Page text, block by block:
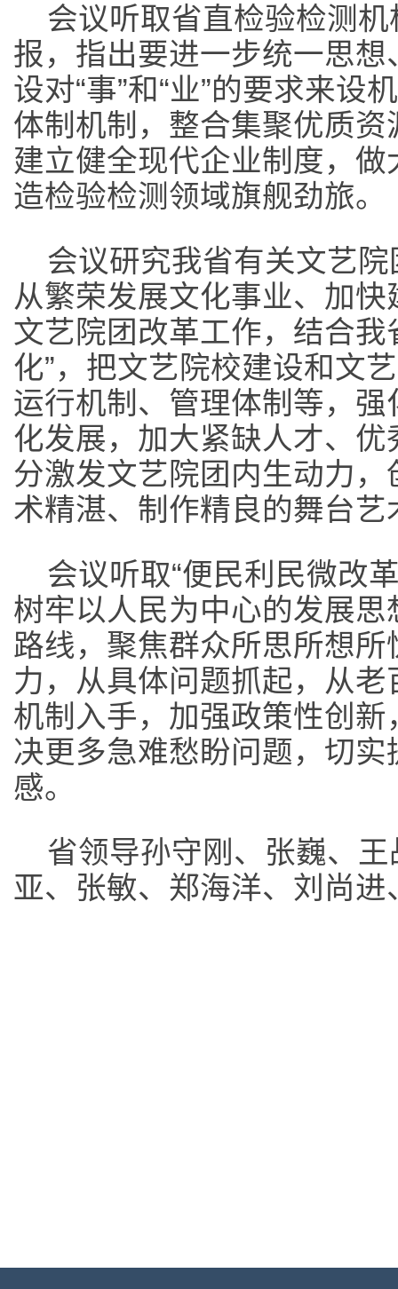
会议听取省直检验检测
报，指出要进一步统一思
设对“事”和“业”的要求来设
体制机制，整合集聚优质
建立健全现代企业制度，
造检验检测领域旗舰劲旅。
会议研究我省有关文艺
从繁荣发展文化事业、加
文艺院团改革工作，结合我
化”，把文艺院校建设和文
运行机制、管理体制等，
化发展，加大紧缺人才、
分激发文艺院团内生动力
术精湛、制作精良的舞台艺
会议听取“便民利民微改
树牢以人民为中心的发展
路线，聚焦群众所思所想
力，从具体问题抓起，从
机制入手，加强政策性创
决更多急难愁盼问题，切
感。
省领导孙守刚、张巍、
亚、张敏、郑海洋、刘尚进